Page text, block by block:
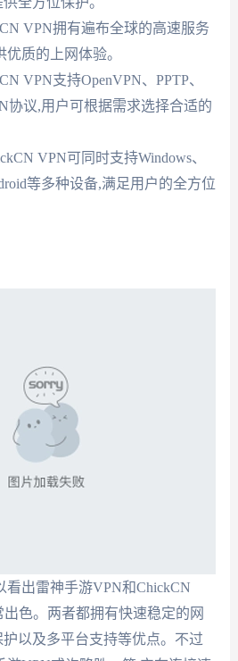
VPN拥有遍布全球的高速服务
质的上网体验。
VPN支持OpenVPN、PPTP、
协议,用户可根据需求选择合适的
VPN可同时支持Windows、
等多种设备,满足用户的全方位
看出雷神手游VPN和ChickCN
色。两者都拥有快速稳定的网
以及多平台支持等优点。不过